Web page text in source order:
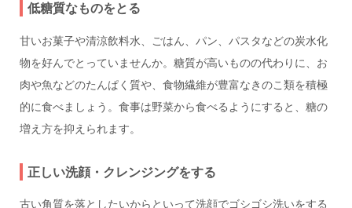
低糖質なものをとる
甘いお菓子や清涼飲料水、ごはん、パン、パスタなどの炭水化
物を好んでとっていませんか。糖質が高いものの代わりに、お
肉や魚などのたんぱく質や、食物繊維が豊富なきのこ類を積極
的に食べましょう。食事は野菜から食べるようにすると、糖の
増え方を抑えられます。
正しい洗顔・クレンジングをする
古い角質を落としたいからといって洗顔でゴシゴシ洗いをする